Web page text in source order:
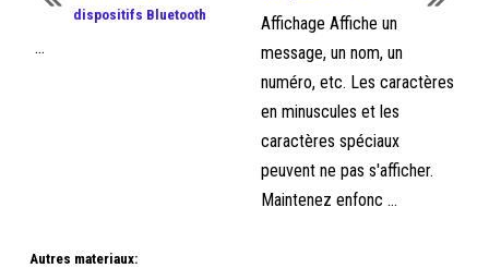
dispositifs Bluetooth
...
Affichage Affiche un
message, un nom, un
numéro, etc. Les caractères
en minuscules et les
caractères spéciaux
peuvent ne pas s'afficher.
Maintenez enfonc ...
Autres materiaux: